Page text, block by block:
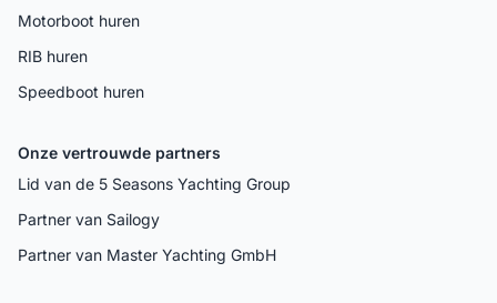
Motorboot huren
RIB huren
Speedboot huren
Onze vertrouwde partners
Lid van de 5 Seasons Yachting Group
Partner van Sailogy
Partner van Master Yachting GmbH